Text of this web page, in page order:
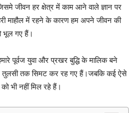
जीवन हर क्षेत्र में काम आने वाले ज्ञान पर
माहौल में रहने के कारण हम अपने जीवन की
भूल गए हैं।
पूर्वज युवा और प्रखर बुद्धि के मालिक बने
तुलसी तक सिमट कर रह गए हैं।जबकि कई ऐसे
भी नहीं मिल रहे हैं।